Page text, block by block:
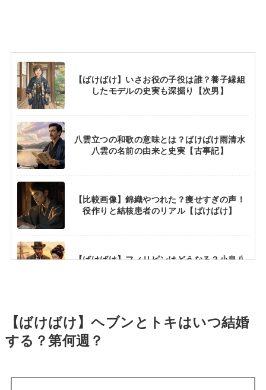
【ばけばけ】いさお役の子役は誰？養子縁組
したモデルの史実も深掘り【次男】
八雲立つの和歌の意味とは？ばけばけ雨清水
八雲の名前の由来と史実【古事記】
【比較画像】錦織やつれた？痩せすぎの声！
役作りと結核患者のリアル【ばけばけ】
【ばけばけ】フィリピンはどうなる？小泉八
【ばけばけ】ランのモデルは実在？ロバート
妻役キャストは朝ドラ２回目【蓮佛美沙子】
【ばけばけ】人形の墓は実話？あらすじと結
【ばけばけ】ヘブンとトキはいつ結婚
する？第何週？